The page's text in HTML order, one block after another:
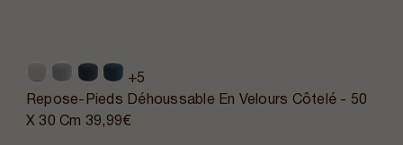
+5
Repose-Pieds Déhoussable En Velours Côtelé - 50
X 30 Cm 39,99€